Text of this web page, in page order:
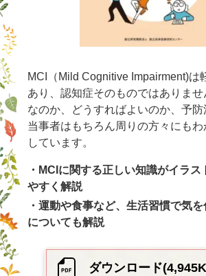
MCI（Mild Cognitive Impairment)は
あり、認知症そのものではありま
なのか、どうすればよいのか、予防
当事者はもちろん周りの方々にも
しています。
・MCIに関する正しい知識がイラス
やすく解説
・運動や食事など、生活習慣で気
についても解説
ダウンロード